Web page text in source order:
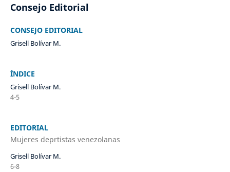
Consejo Editorial
CONSEJO EDITORIAL
Grisell Bolívar M.
ÍNDICE
Grisell Bolívar M.
4-5
EDITORIAL
Mujeres deprtistas venezolanas
Grisell Bolívar M.
6-8